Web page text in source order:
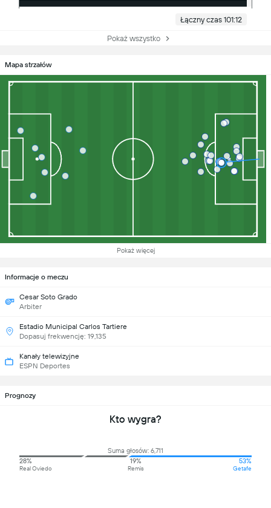
Łączny czas 101:12
Pokaż wszystko
Mapa strzałów
Pokaż więcej
Informacje o meczu
Cesar Soto Grado
Arbiter
Estadio Municipal Carlos Tartiere
Dopasuj frekwencję: 19,135
Kanały telewizyjne
ESPN Deportes
Prognozy
Kto wygra?
Suma głosów: 6,711
28%
Real Oviedo
19%
Remis
53%
Getafe